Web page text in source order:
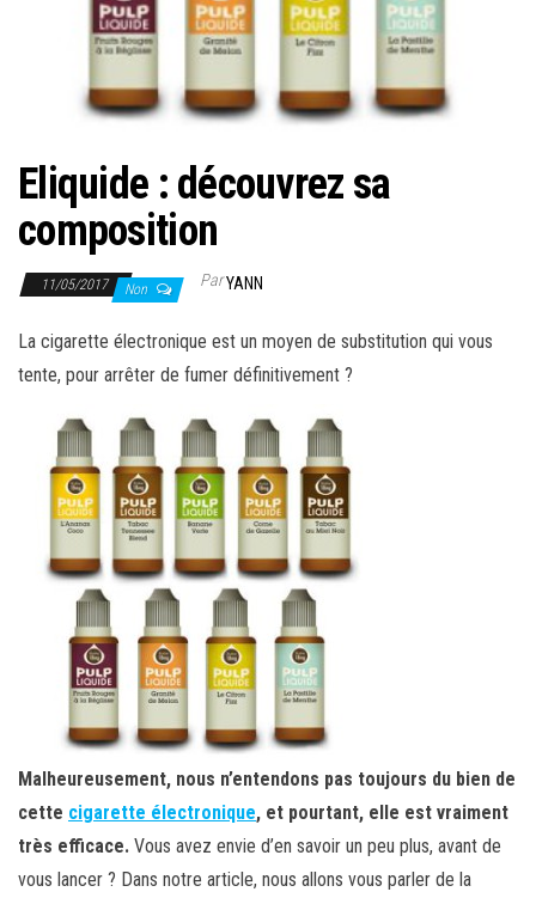
Eliquide : découvrez sa
composition
11/05/2017 Non ParYANN
La cigarette électronique est un moyen de substitution qui vous
tente, pour arrêter de fumer définitivement ?
Malheureusement, nous n’entendons pas toujours du bien de
cette cigarette électronique, et pourtant, elle est vraiment
très efficace. Vous avez envie d’en savoir un peu plus, avant de
vous lancer ? Dans notre article, nous allons vous parler de la